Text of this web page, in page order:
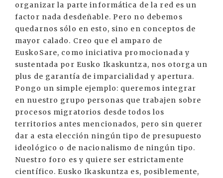
organizar la parte informática de la red es un
factor nada desdeñable. Pero no debemos
quedarnos sólo en esto, sino en conceptos de
mayor calado. Creo que el amparo de
EuskoSare, como iniciativa promocionada y
sustentada por Eusko Ikaskuntza, nos otorga un
plus de garantía de imparcialidad y apertura.
Pongo un simple ejemplo: queremos integrar
en nuestro grupo personas que trabajen sobre
procesos migratorios desde todos los
territorios antes mencionados, pero sin querer
dar a esta elección ningún tipo de presupuesto
ideológico o de nacionalismo de ningún tipo.
Nuestro foro es y quiere ser estrictamente
científico. Eusko Ikaskuntza es, posiblemente,